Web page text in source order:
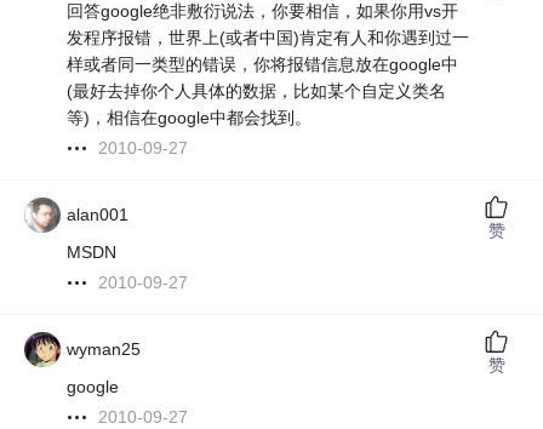
回答google绝非敷衍说法，你要相信，如果你用vs开
发程序报错，世界上(或者中国)肯定有人和你遇到过一
样或者同一类型的错误，你将报错信息放在google中
(最好去掉你个人具体的数据，比如某个自定义类名
等)，相信在google中都会找到。
2010-09-27
alan001
MSDN
2010-09-27
赞
wyman25
google
2010-09-27
赞